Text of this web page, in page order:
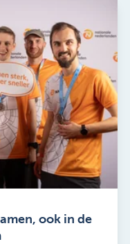
ook in de